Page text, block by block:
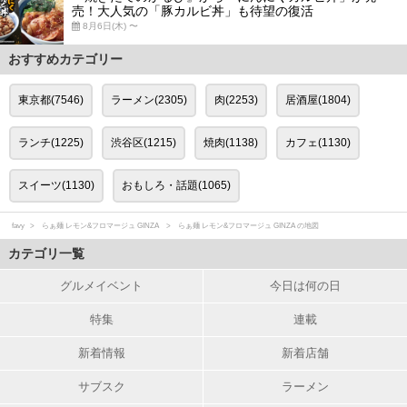
売！大人気の「豚カルビ丼」も待望の復活
8月6日(木) 〜
おすすめカテゴリー
東京都(7546) ラーメン(2305) 肉(2253) 居酒屋(1804)
ランチ(1225) 渋谷区(1215) 焼肉(1138) カフェ(1130)
スイーツ(1130) おもしろ・話題(1065)
favy らぁ麺 レモン&フロマージュ GINZA らぁ麺 レモン&フロマージュ GINZA の地図
カテゴリ一覧
グルメイベント 今日は何の日
特集 連載
新着情報 新着店舗
サブスク ラーメン